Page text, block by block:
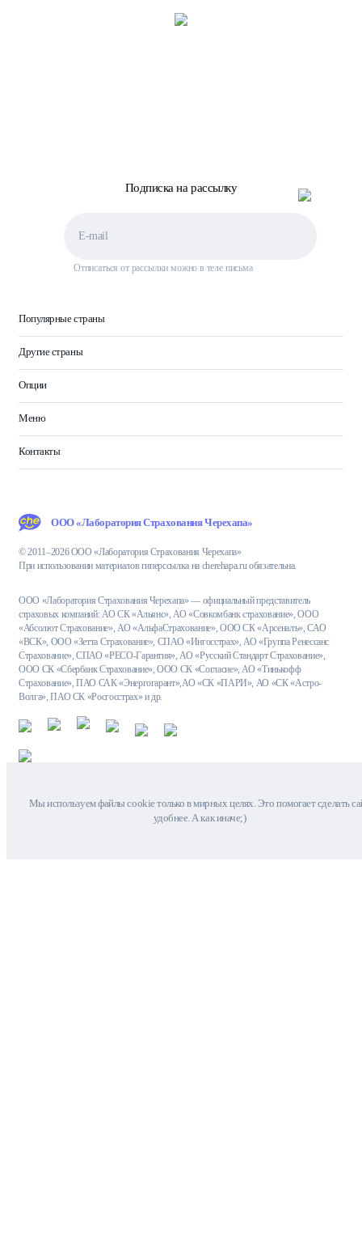
Подписка на рассылку
Отписаться от рассылки можно в теле письма
Популярные страны
Другие страны
Опции
Меню
Контакты
ООО «Лаборатория Страхования Черехапа»
© 2011–2026 ООО «Лаборатория Страхования Черехапа»
При использовании материалов гиперссылка на cherehapa.ru обязательна.
ООО «Лаборатория Страхования Черехапа» — официальный представитель
страховых компаний: АО СК «Альянс», АО «Совкомбанк страхование», ООО
«Абсолют Страхование», АО «АльфаСтрахование», ООО СК «Арсеналъ», САО
«ВСК», ООО «Зетта Страхование», СПАО «Ингосстрах», АО «Группа Ренессанс
Страхование», СПАО «РЕСО-Гарантия», АО «Русский Стандарт Страхование»,
ООО СК «Сбербанк Страхование», ООО СК «Согласие», АО «Тинькофф
Страхование», ПАО САК «Энергогарант»,АО «СК «ПАРИ», АО «СК «Астро-
Волга», ПАО СК «Росгосстрах» и др.
Мы используем файлы cookie только в мирных целях. Это помогает сделать
удобнее. А как иначе;)